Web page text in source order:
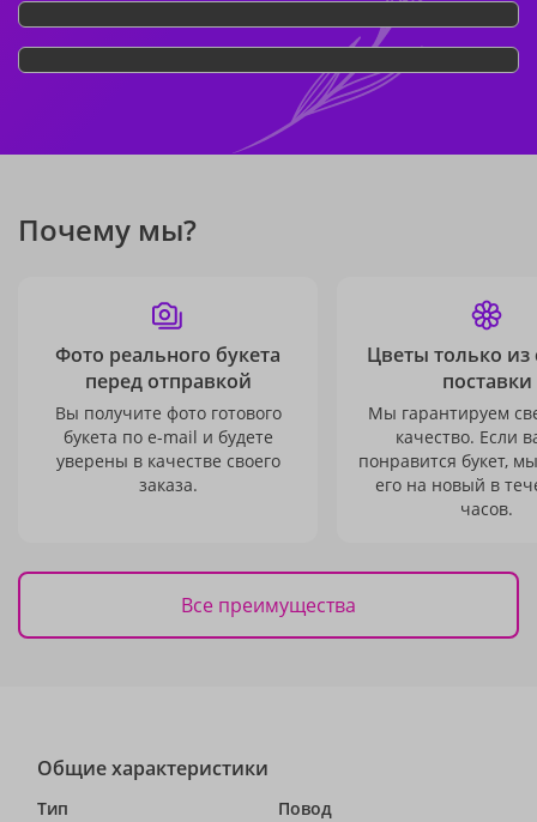
Почему мы?
Фото реального букета
перед отправкой
Вы получите фото готового
букета по e-mail и будете
уверены в качестве своего
заказа.
Цветы только из
поставки
Мы гарантируем
качество. Если
понравится букет,
его на новый в
часов.
Все преимущества
Общие характеристики
Тип
Повод